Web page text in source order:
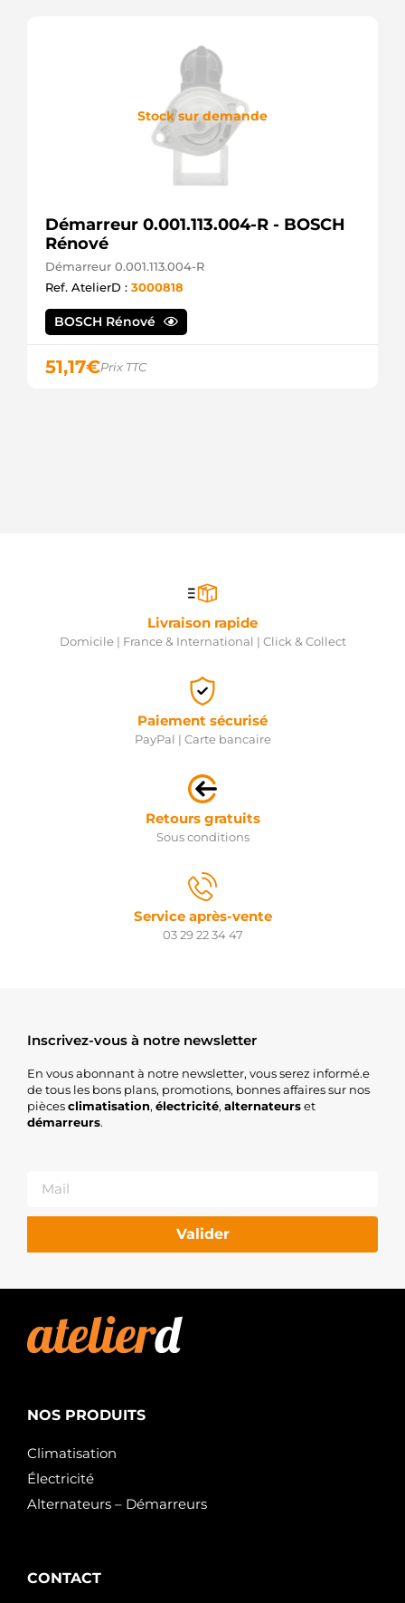
Stock sur demande
Démarreur 0.001.113.004-R - BOSCH
Rénové
Démarreur 0.001.113.004-R
Ref. AtelierD : 3000818
BOSCH Rénové
51,17€Prix TTC
Livraison rapide
Domicile | France & International | Click & Collect
Paiement sécurisé
PayPal | Carte bancaire
Retours gratuits
Sous conditions
Service après-vente
03 29 22 34 47
Inscrivez-vous à notre newsletter
En vous abonnant à notre newsletter, vous serez informé.e
de tous les bons plans, promotions, bonnes affaires sur nos
piècesclimatisation, électricité, alternateurset
démarreurs.
Valider
NOS PRODUITS
Climatisation
Électricité
Alternateurs – Démarreurs
CONTACT